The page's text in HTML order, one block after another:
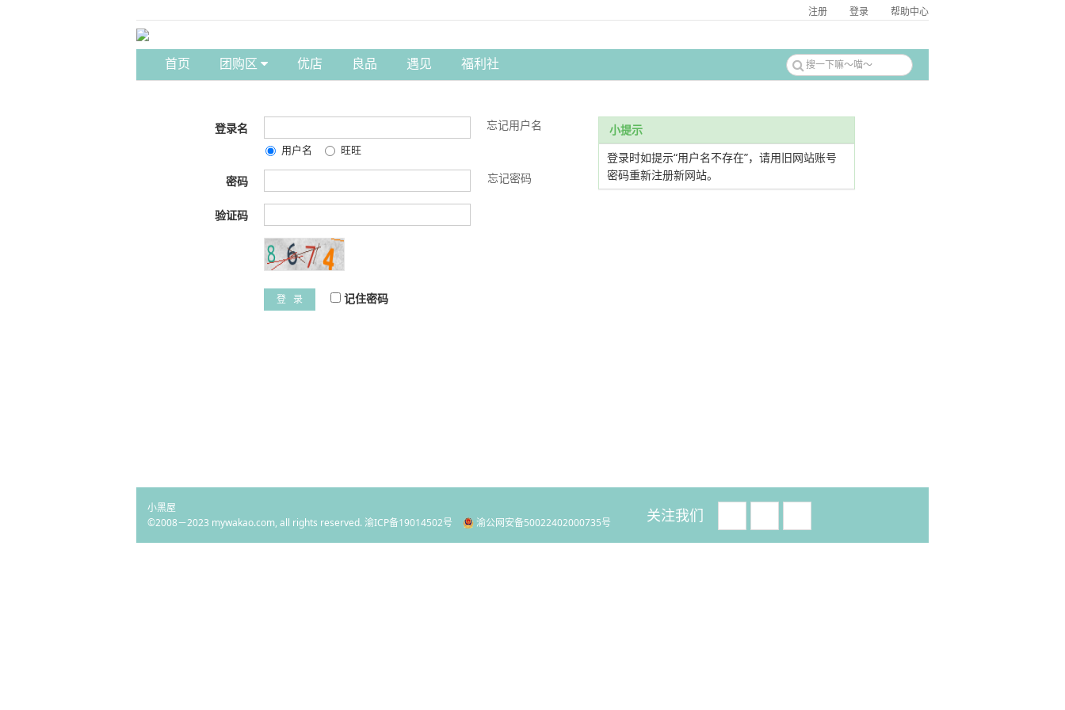
注册 登录 帮助中心
首页 团购区 优店 良品 遇见 福利社
登录名 忘记用户名
用户名 旺旺
密码 忘记密码
验证码
登 录 记住密码
小提示
登录时如提示“用户名不存在”，请用旧网站账号
密码重新注册新网站。
小黑屋
©2008－2023 mywakao.com, all rights reserved.渝ICP备19014502号 渝公网安备50022402000735号 关注我们